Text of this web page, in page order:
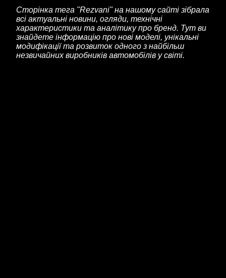
Сторінка тега "Rezvani" на нашому сайті зібрала
всі актуальні новини, огляди, технічні
характеристики та аналітику про бренд. Тут ви
знайдете інформацію про нові моделі, унікальні
модифікації та розвиток одного з найбільш
незвичайних виробників автомобілів у світі.